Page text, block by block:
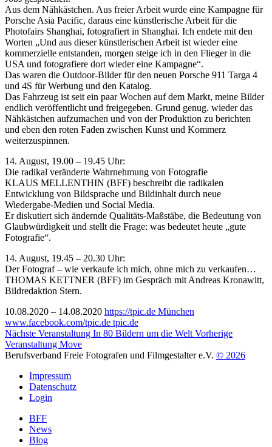
Aus dem Nähkästchen. Aus freier Arbeit wurde eine Kampagne für
Porsche Asia Pacific, daraus eine künstlerische Arbeit für die
Photofairs Shanghai, fotografiert in Shanghai. Ich endete mit den
Worten „Und aus dieser künstlerischen Arbeit ist wieder eine
kommerzielle entstanden, morgen steige ich in den Flieger in die
USA und fotografiere dort wieder eine Kampagne“.
Das waren die Outdoor-Bilder für den neuen Porsche 911 Targa 4
und 4S für Werbung und den Katalog.
Das Fahrzeug ist seit ein paar Wochen auf dem Markt, meine Bilder
endlich veröffentlicht und freigegeben. Grund genug. wieder das
Nähkästchen aufzumachen und von der Produktion zu berichten
und eben den roten Faden zwischen Kunst und Kommerz
weiterzuspinnen.
14. August, 19.00 – 19.45 Uhr:
Die radikal veränderte Wahrnehmung von Fotografie
KLAUS MELLENTHIN (BFF) beschreibt die radikalen
Entwicklung von Bildsprache und Bildinhalt durch neue
Wiedergabe-Medien und Social Media.
Er diskutiert sich ändernde Qualitäts-Maßstäbe, die Bedeutung von
Glaubwürdigkeit und stellt die Frage: was bedeutet heute „gute
Fotografie“.
14. August, 19.45 – 20.30 Uhr:
Der Fotograf – wie verkaufe ich mich, ohne mich zu verkaufen…
THOMAS KETTNER (BFF) im Gespräch mit Andreas Kronawitt,
Bildredaktion Stern.
10.08.2020 – 14.08.2020 https://tpic.de München
www.facebook.com/tpic.de tpic.de
Nächste Veranstaltung In 80 Bildern um die Welt Vorherige
Veranstaltung Move
Berufsverband Freie Fotografen und Filmgestalter e.V. © 2026
Impressum
Datenschutz
Login
BFF
News
Blog